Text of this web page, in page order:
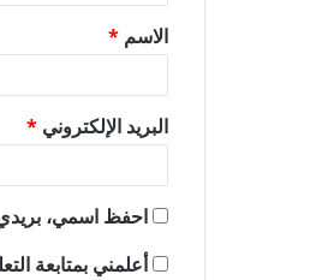
*
الاسم *
البريد الإلكتروني *
احفظ اسمي، بريدي
أعلمني بمتابعة